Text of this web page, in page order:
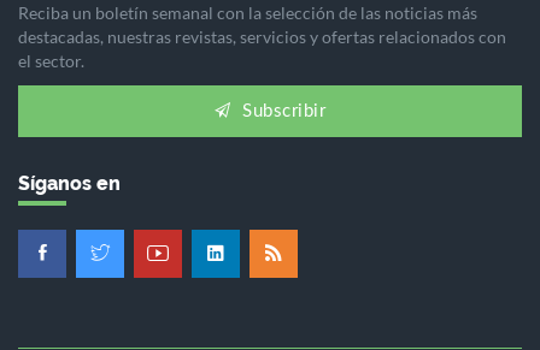
Reciba un boletín semanal con la selección de las noticias más
destacadas, nuestras revistas, servicios y ofertas relacionados con
el sector.
Subscribir
Síganos en